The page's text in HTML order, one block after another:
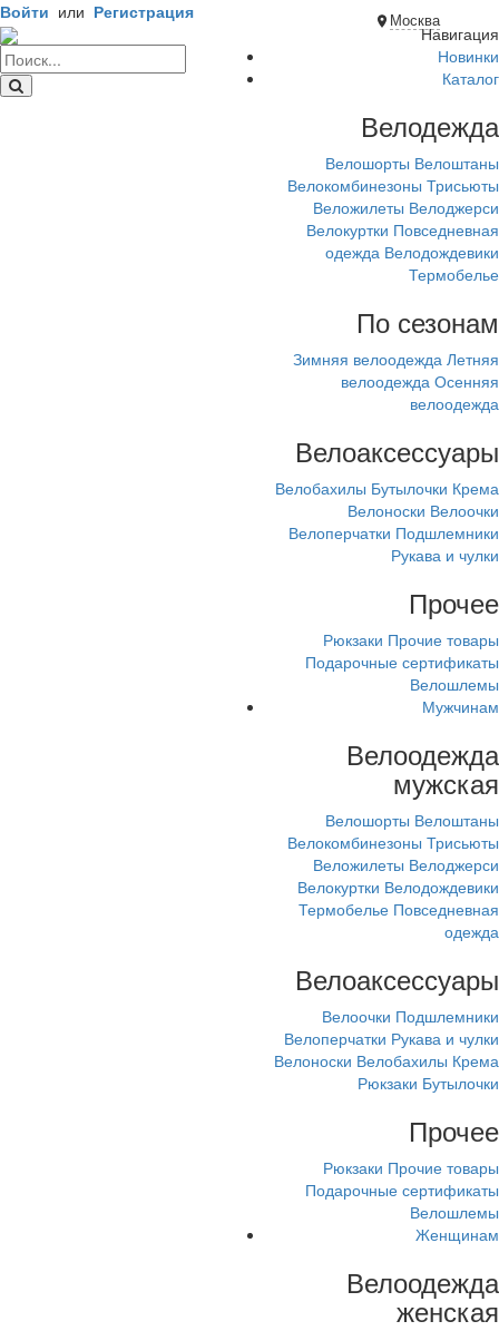
Москва
Войти или Регистрация
Навигация
Новинки
Каталог
Велодежда
Велошорты Велоштаны
Велокомбинезоны Трисьюты
Веложилеты Велоджерси
Велокуртки Повседневная
одежда Велодождевики
Термобелье
По сезонам
Зимняя велоодежда Летняя
велоодежда Осенняя
велоодежда
Велоаксессуары
Велобахилы Бутылочки Крема
Велоноски Велоочки
Велоперчатки Подшлемники
Рукава и чулки
Прочее
Рюкзаки Прочие товары
Подарочные сертификаты
Велошлемы
Мужчинам
Велоодежда
мужская
Велошорты Велоштаны
Велокомбинезоны Трисьюты
Веложилеты Велоджерси
Велокуртки Велодождевики
Термобелье Повседневная
одежда
Велоаксессуары
Велоочки Подшлемники
Велоперчатки Рукава и чулки
Велоноски Велобахилы Крема
Рюкзаки Бутылочки
Прочее
Рюкзаки Прочие товары
Подарочные сертификаты
Велошлемы
Женщинам
Велоодежда
женская